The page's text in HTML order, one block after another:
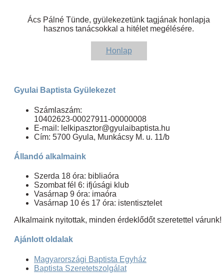
Ács Pálné Tünde, gyülekezetünk tagjának honlapja
hasznos tanácsokkal a hitélet megélésére.
Honlap
Gyulai Baptista Gyülekezet
Számlaszám:
10402623-00027911-00000008
E-mail: lelkipasztor@gyulaibaptista.hu
Cím: 5700 Gyula, Munkácsy M. u. 11/b
Állandó alkalmaink
Szerda 18 óra: bibliaóra
Szombat fél 6: ifjúsági klub
Vasárnap 9 óra: imaóra
Vasárnap 10 és 17 óra: istentisztelet
Alkalmaink nyitottak, minden érdeklődőt szeretettel várunk!
Ajánlott oldalak
Magyarországi Baptista Egyház
Baptista Szeretetszolgálat